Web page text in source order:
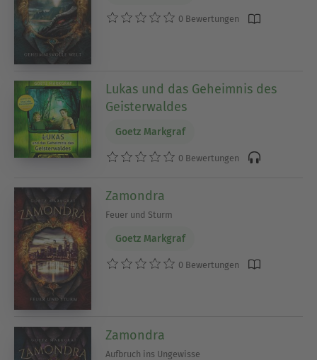
0 Bewertungen
Lukas und das Geheimnis des
Geisterwaldes
Goetz Markgraf
0 Bewertungen
Zamondra
Feuer und Sturm
Goetz Markgraf
0 Bewertungen
Zamondra
Aufbruch ins Ungewisse